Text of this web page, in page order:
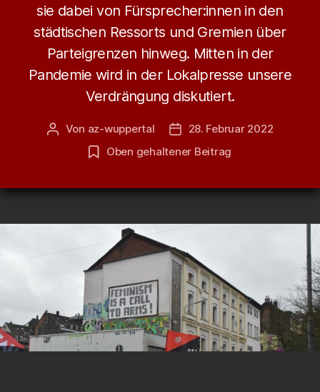
sie dabei von Fürsprecher:innen in den
städtischen Ressorts und Gremien über
Parteigrenzen hinweg. Mitten in der
Pandemie wird in der Lokalpresse unsere
Verdrängung diskutiert.
Beitragsautor
Von az-wuppertal Veröffentlichungsdatum
28. Februar 2022
Oben gehaltener Beitrag